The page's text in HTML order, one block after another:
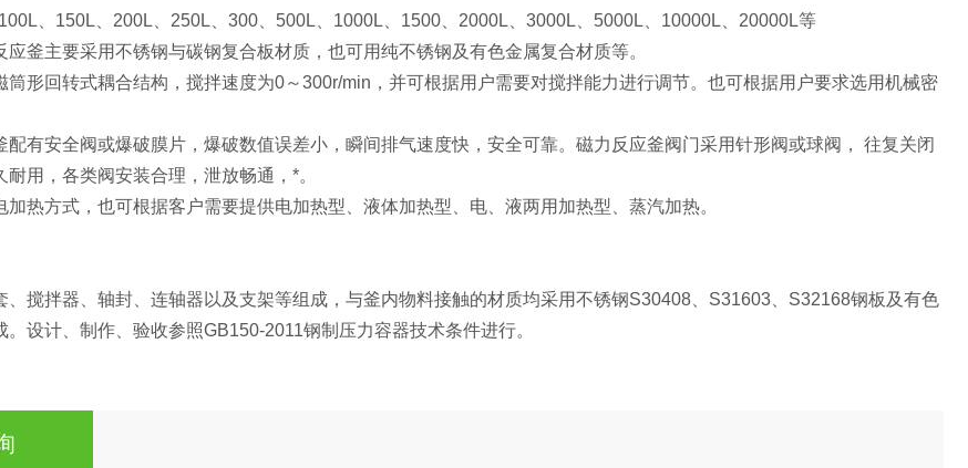
、150L、200L、250L、300、500L、1000L、1500、2000L、3000L、5000L、10000L、20000L等
应釜主要采用不锈钢与碳钢复合板材质，也可用纯不锈钢及有色金属复合材质等。
筒形回转式耦合结构，搅拌速度为0～300r/min，并可根据用户需要对搅拌能力进行调节。也可根据用户要求选用机械密
配有安全阀或爆破膜片，爆破数值误差小，瞬间排气速度快，安全可靠。磁力反应釜阀门采用针形阀或球阀， 往复关闭
用，各类阀安装合理，泄放畅通，*。
加热方式，也可根据客户需要提供电加热型、液体加热型、电、液两用加热型、蒸汽加热。
、搅拌器、轴封、连轴器以及支架等组成，与釜内物料接触的材质均采用不锈钢S30408、S31603、S32168钢板及有色
设计、制作、验收参照GB150-2011钢制压力容器技术条件进行。